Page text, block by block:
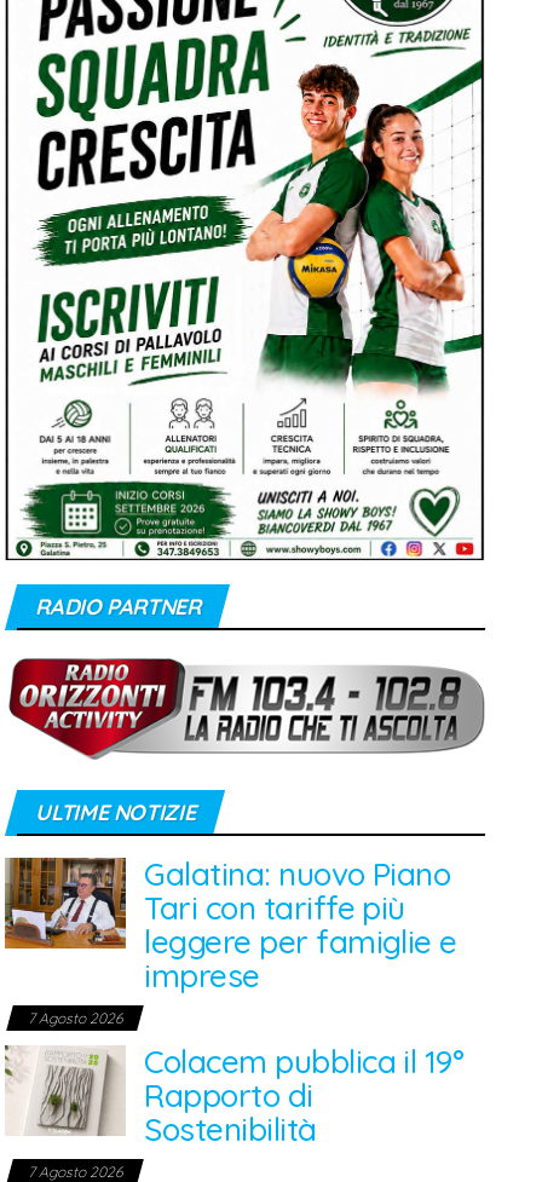
RADIO PARTNER
ULTIME NOTIZIE
Galatina: nuovo Piano
Tari con tariffe più
leggere per famiglie e
imprese
7 Agosto 2026
Colacem pubblica il 19°
Rapporto di
Sostenibilità
7 Agosto 2026